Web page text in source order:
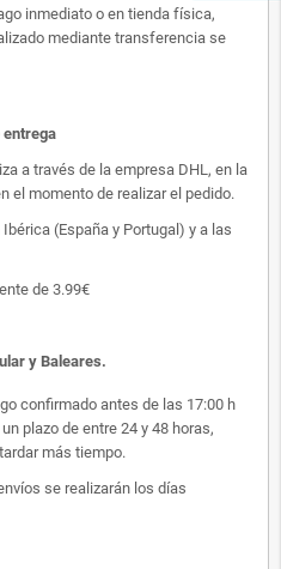
inmediato o en tienda física,
mediante transferencia se
entrega
a través de la empresa DHL, en la
el momento de realizar el pedido.
(España y Portugal) y a las
de 3.99€
y Baleares.
confirmado antes de las 17:00 h
plazo de entre 24 y 48 horas,
más tiempo.
se realizarán los días